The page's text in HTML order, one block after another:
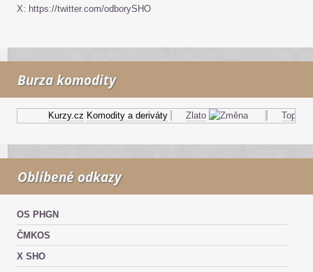
X: https://twitter.com/odborySHO
Burza komodity
Kurzy.cz Komodity a deriváty Zlato Topný
Oblíbené odkazy
OS PHGN
ČMKOS
X SHO